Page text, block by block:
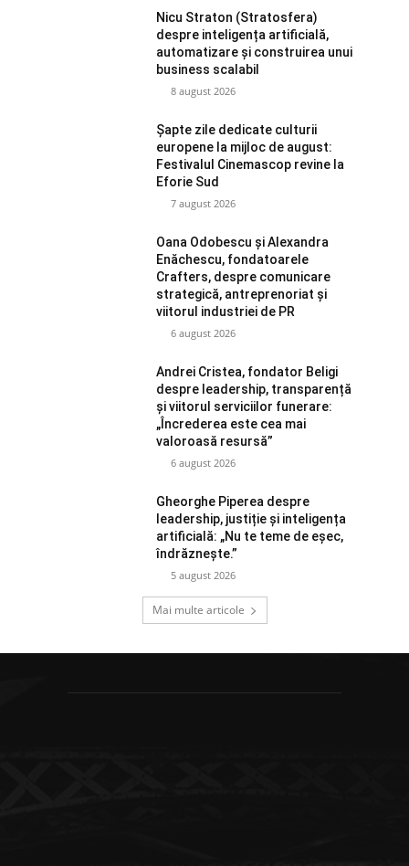
Nicu Straton (Stratosfera)
despre inteligența artificială,
automatizare și construirea unui
business scalabil
8 august 2026
Șapte zile dedicate culturii
europene la mijloc de august:
Festivalul Cinemascop revine la
Eforie Sud
7 august 2026
Oana Odobescu și Alexandra
Enăchescu, fondatoarele
Crafters, despre comunicare
strategică, antreprenoriat și
viitorul industriei de PR
6 august 2026
Andrei Cristea, fondator Beligi
despre leadership, transparență
și viitorul serviciilor funerare:
„Încrederea este cea mai
valoroasă resursă”
6 august 2026
Gheorghe Piperea despre
leadership, justiție și inteligența
artificială: „Nu te teme de eșec,
îndrăznește.”
5 august 2026
Mai multe articole